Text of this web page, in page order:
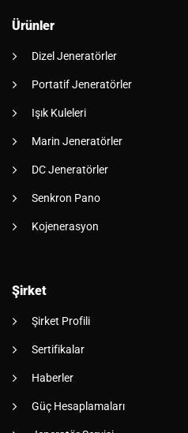
Ürünler
Dizel Jeneratörler
Portatif Jeneratörler
Işık Kuleleri
Marin Jeneratörler
DC Jeneratörler
Senkron Pano
Kojenerasyon
Şirket
Şirket Profili
Sertifikalar
Haberler
Güç Hesaplamaları